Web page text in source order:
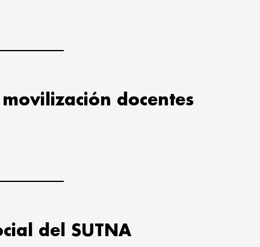
docentes
del SUTNA